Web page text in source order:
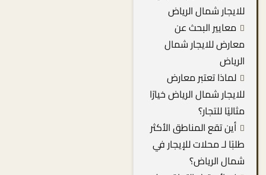
للايجار شمال الرياض
معايير البحث عن
معارض للايجار شمال
الرياض
لماذا تعتبر معارض
للايجار شمال الرياض خيارًا
مثاليًا للتجار؟
أين تقع المناطق الأكثر
طلبًا لـ محلات للإيجار في
شمال الرياض؟